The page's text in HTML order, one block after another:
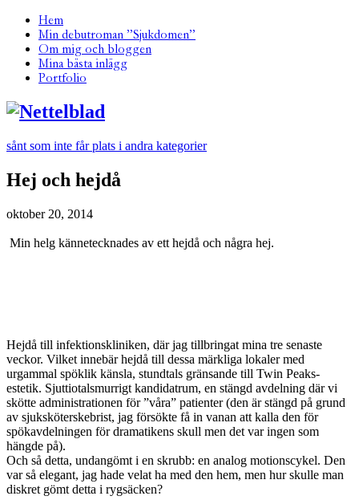
Hem
Min debutroman ”Sjukdomen”
Om mig och bloggen
Mina bästa inlägg
Portfolio
sånt som inte får plats i andra kategorier
Hej och hejdå
oktober 20, 2014
Min helg kännetecknades av ett hejdå och några hej.
Hejdå till infektionskliniken, där jag tillbringat mina tre senaste
veckor. Vilket innebär hejdå till dessa märkliga lokaler med
urgammal spöklik känsla, stundtals gränsande till Twin Peaks-
estetik. Sjuttiotalsmurrigt kandidatrum, en stängd avdelning där vi
skötte administrationen för ”våra” patienter (den är stängd på grund
av sjuksköterskebrist, jag försökte få in vanan att kalla den för
spökavdelningen för dramatikens skull men det var ingen som
hängde på).
Och så detta, undangömt i en skrubb: en analog motionscykel. Den
var så elegant, jag hade velat ha med den hem, men hur skulle man
diskret gömt detta i rygsäcken?